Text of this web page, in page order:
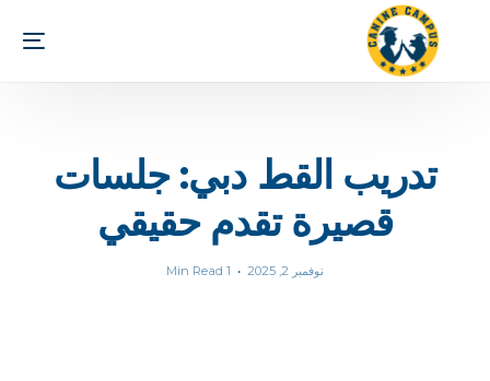
تدريب القط دبي: جلسات
قصيرة تقدم حقيقي
نوفمبر 2, 2025 1 Min Read